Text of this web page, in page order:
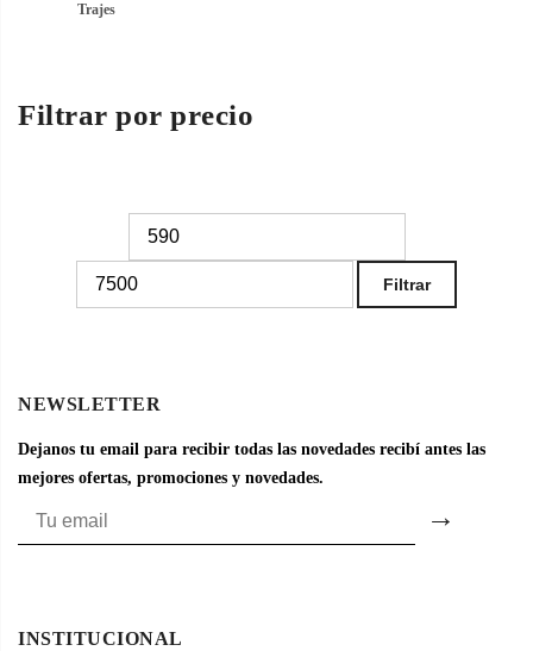
Trajes
Filtrar por precio
mínimo
Filtrar
NEWSLETTER
Dejanos tu email para recibir todas las novedades recibí antes las
mejores ofertas, promociones y novedades.
INSTITUCIONAL